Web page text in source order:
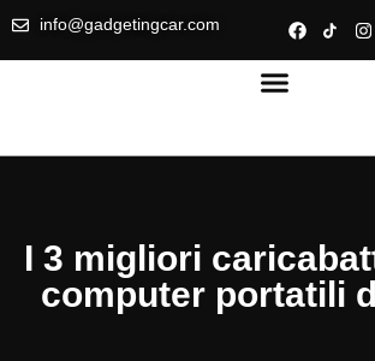
info@gadgetingcar.com
I 3 migliori
computer portatili